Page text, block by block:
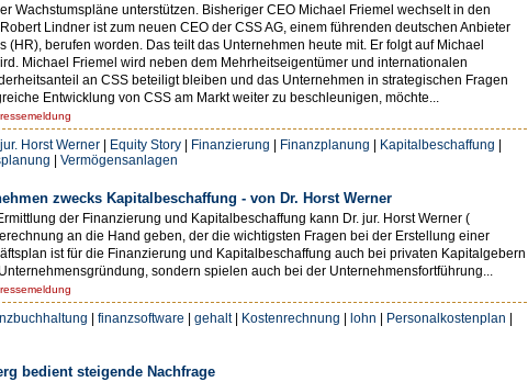
Wachstumspläne unterstützen. Bisheriger CEO Michael Friemel wechselt in den
Lindner ist zum neuen CEO der CSS AG, einem führenden deutschen Anbieter
berufen worden. Das teilt das Unternehmen heute mit. Er folgt auf Michael
Michael Friemel wird neben dem Mehrheitseigentümer und internationalen
an CSS beteiligt bleiben und das Unternehmen in strategischen Fragen
Entwicklung von CSS am Markt weiter zu beschleunigen, möchte...
Horst Werner | Equity Story | Finanzierung | Finanzplanung | Kapitalbeschaffung |
| Vermögensanlagen
zwecks Kapitalbeschaffung - von Dr. Horst Werner
der Finanzierung und Kapitalbeschaffung kann Dr. jur. Horst Werner (
an die Hand geben, der die wichtigsten Fragen bei der Erstellung einer
ist für die Finanzierung und Kapitalbeschaffung auch bei privaten Kapitalgebern
sondern spielen auch bei der Unternehmensfortführung...
| finanzsoftware | gehalt| Kostenrechnung | lohn | Personalkostenplan |
bedient steigende Nachfrage